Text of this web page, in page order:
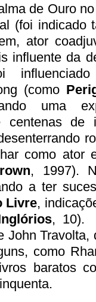
de Ouro
(foi indicado
ator
influente da
(como
uma
centenas de
como ator
, 1997).
a ter
Livre,
,
John
como
baratos